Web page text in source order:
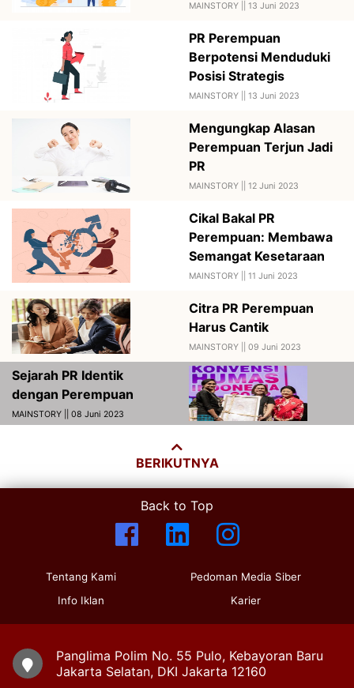
MAINSTORY || 13 Juni 2023
PR Perempuan
Berpotensi Menduduki
Posisi Strategis
MAINSTORY || 13 Juni 2023
Mengungkap Alasan
Perempuan Terjun Jadi
PR
MAINSTORY || 12 Juni 2023
Cikal Bakal PR
Perempuan: Membawa
Semangat Kesetaraan
MAINSTORY || 11 Juni 2023
Citra PR Perempuan
Harus Cantik
MAINSTORY || 09 Juni 2023
Sejarah PR Identik
dengan Perempuan
MAINSTORY || 08 Juni 2023
BERIKUTNYA
Back to Top
Tentang Kami
Info Iklan
Pedoman Media Siber
Karier
Panglima Polim No. 55 Pulo, Kebayoran Baru
Jakarta Selatan, DKI Jakarta 12160